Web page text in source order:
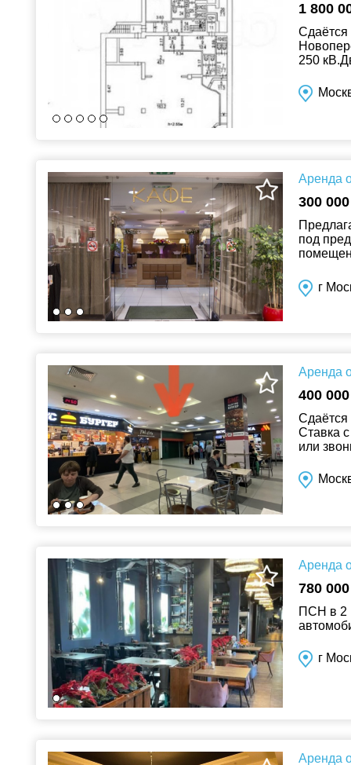
1 800
Сдаётся
250
Аренда
300
под
г
Аренда
400
Сдаётся
Ставка
или
Аренда
780
ПСН в 2
г
Аренда